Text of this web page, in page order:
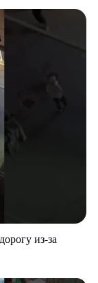
из-за